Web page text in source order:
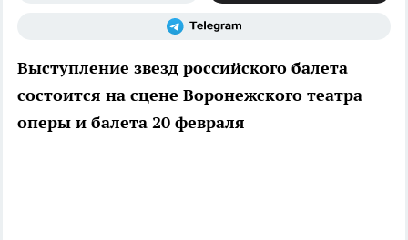
Выступление звезд российского балета
состоится на сцене Воронежского театра
оперы и балета 20 февраля